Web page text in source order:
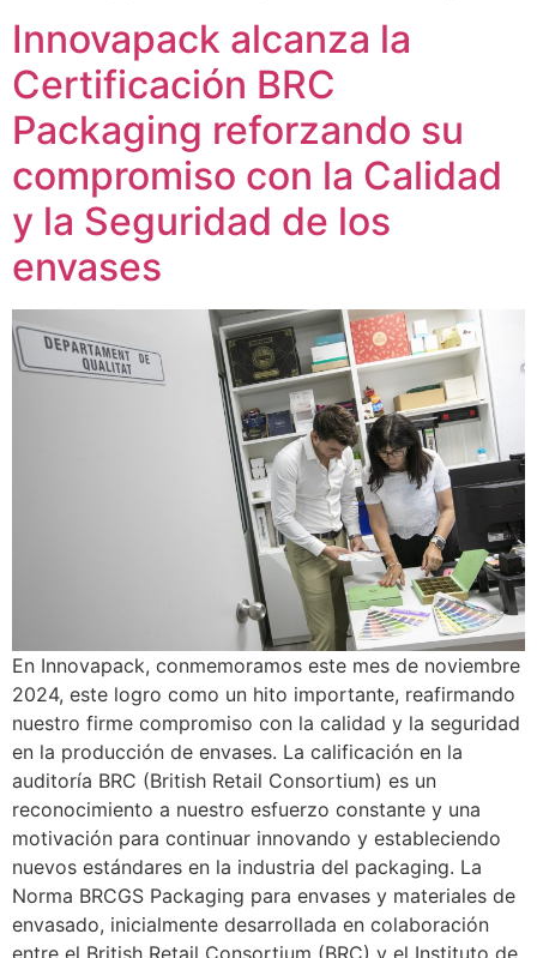
Innovapack alcanza la
Certificación BRC
Packaging reforzando su
compromiso con la Calidad
y la Seguridad de los
envases
En Innovapack, conmemoramos este mes de noviembre
2024, este logro como un hito importante, reafirmando
nuestro firme compromiso con la calidad y la seguridad
en la producción de envases. La calificación en la
auditoría BRC (British Retail Consortium) es un
reconocimiento a nuestro esfuerzo constante y una
motivación para continuar innovando y estableciendo
nuevos estándares en la industria del packaging. La
Norma BRCGS Packaging para envases y materiales de
envasado, inicialmente desarrollada en colaboración